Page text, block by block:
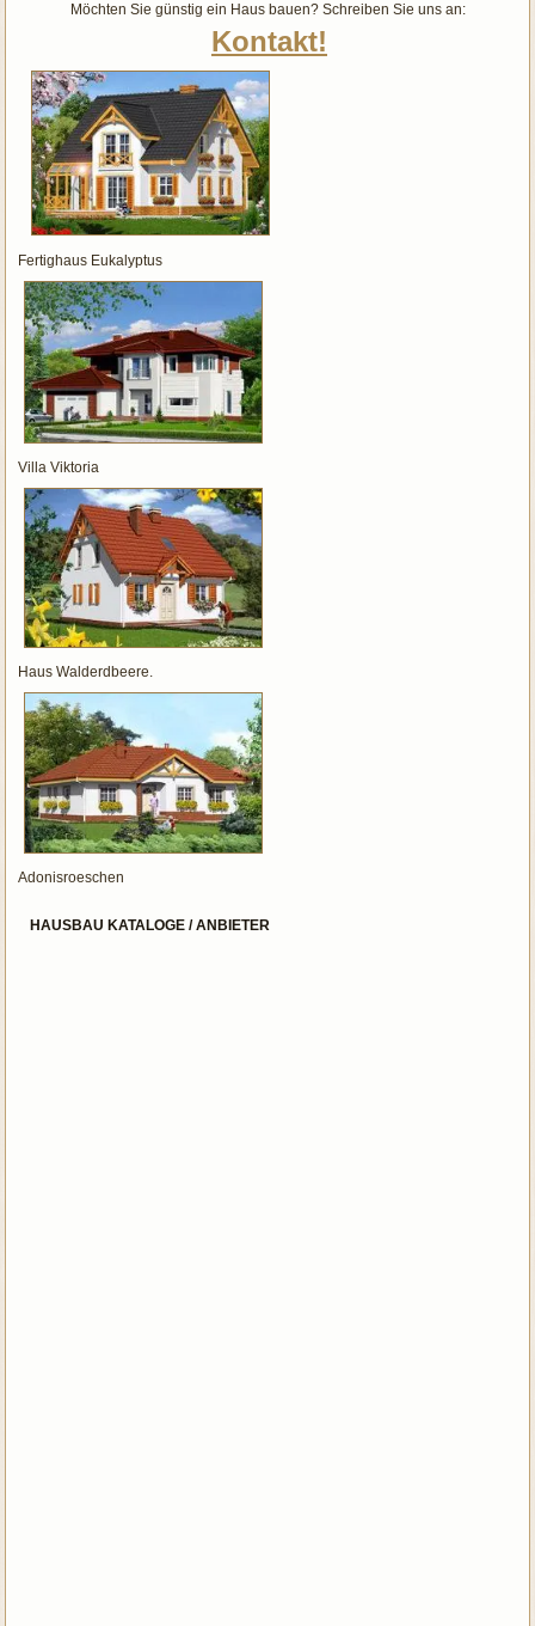
Möchten Sie günstig ein Haus bauen? Schreiben Sie uns an:
Kontakt!
Fertighaus Eukalyptus
Villa Viktoria
Haus Walderdbeere.
Adonisroeschen
HAUSBAU KATALOGE / ANBIETER